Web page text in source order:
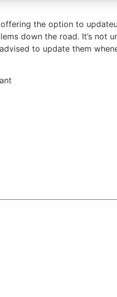
the option to
down the road. It’s not
to update them